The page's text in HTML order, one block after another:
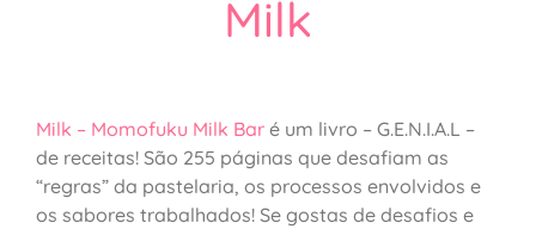
Milk
Milk – Momofuku Milk Bar é um livro – G.E.N.I.A.L –
de receitas! São 255 páginas que desafiam as
“regras” da pastelaria, os processos envolvidos e
os sabores trabalhados! Se gostas de desafios e